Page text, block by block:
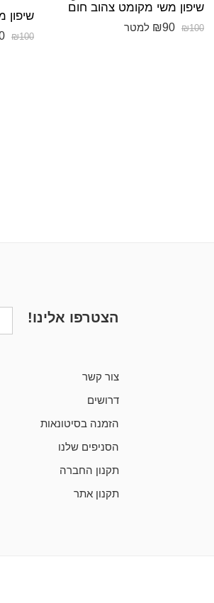
שיפון משי מקומט צהוב חום
₪100
₪90 למטר
₪100
הצטרפו אלינו!
צור קשר
דרושים
הזמנה בסיטונאות
הסניפים שלנו
תקנון החברה
תקנון אתר